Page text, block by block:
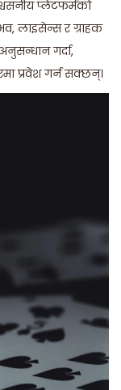
प्लेटफर्मको
लाइसेन्स र ग्राहक
गर्दा,
प्रवेश गर्न सक्छन्।